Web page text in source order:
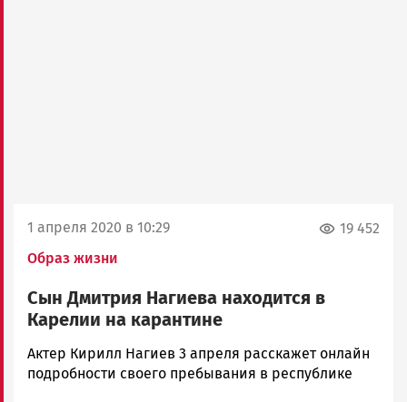
1 апреля 2020 в 10:29
Образ жизни
19 452
Сын Дмитрия Нагиева находится в
Карелии на карантине
Елена
Гульшина
Актер Кирилл Нагиев 3 апреля расскажет онлайн
подробности своего пребывания в республике